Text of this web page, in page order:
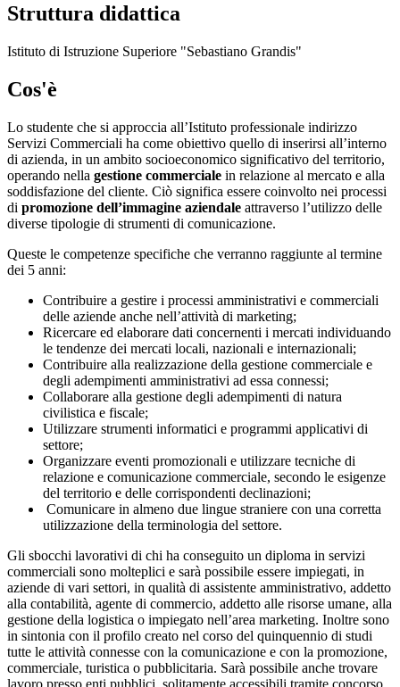
Struttura didattica
Istituto di Istruzione Superiore "Sebastiano Grandis"
Cos'è
Lo studente che si approccia all’Istituto professionale indirizzo
Servizi Commerciali ha come obiettivo quello di inserirsi all’interno
di azienda, in un ambito socioeconomico significativo del territorio,
operando nella gestione commerciale in relazione al mercato e alla
soddisfazione del cliente. Ciò significa essere coinvolto nei processi
di promozione dell’immagine aziendale attraverso l’utilizzo delle
diverse tipologie di strumenti di comunicazione.
Queste le competenze specifiche che verranno raggiunte al termine
dei 5 anni:
Contribuire a gestire i processi amministrativi e commerciali
delle aziende anche nell’attività di marketing;
Ricercare ed elaborare dati concernenti i mercati individuando
le tendenze dei mercati locali, nazionali e internazionali;
Contribuire alla realizzazione della gestione commerciale e
degli adempimenti amministrativi ad essa connessi;
Collaborare alla gestione degli adempimenti di natura
civilistica e fiscale;
Utilizzare strumenti informatici e programmi applicativi di
settore;
Organizzare eventi promozionali e utilizzare tecniche di
relazione e comunicazione commerciale, secondo le esigenze
del territorio e delle corrispondenti declinazioni;
Comunicare in almeno due lingue straniere con una corretta
utilizzazione della terminologia del settore.
Gli sbocchi lavorativi di chi ha conseguito un diploma in servizi
commerciali sono molteplici e sarà possibile essere impiegati, in
aziende di vari settori, in qualità di assistente amministrativo, addetto
alla contabilità, agente di commercio, addetto alle risorse umane, alla
gestione della logistica o impiegato nell’area marketing. Inoltre sono
in sintonia con il profilo creato nel corso del quinquennio di studi
tutte le attività connesse con la comunicazione e con la promozione,
commerciale, turistica o pubblicitaria. Sarà possibile anche trovare
lavoro presso enti pubblici, solitamente accessibili tramite concorso.